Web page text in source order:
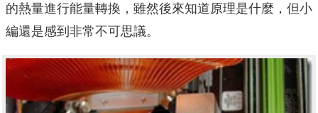
的熱量進行能量轉換，雖然後來知道原理是什麼，但小
編還是感到非常不可思議。